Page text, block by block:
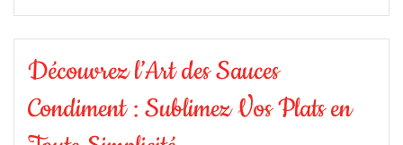
Découvrez l’Art des Sauces
Condiment : Sublimez Vos Plats en